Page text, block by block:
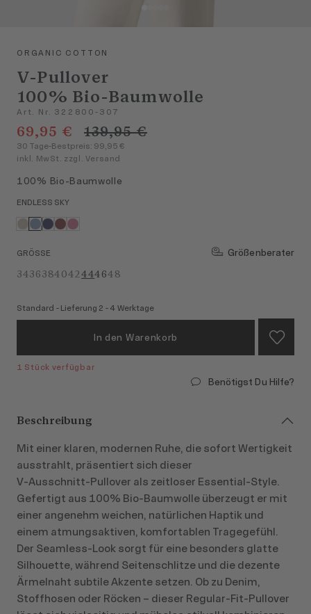
ORGANIC COTTON
V-Pullover
100% Bio-Baumwolle
Art. Nr. 322800-307
69,95 € 139,95 €
30 Tage-Bestpreis: 99,95 €
inkl. MwSt. zzgl. Versand
100% Bio-Baumwolle
ENDLESS SKY
GRÖSSE
Größenberater
3436384042444648
Standard - Lieferung 2 - 4 Werktage
In den Warenkorb
1 Stück verfügbar
Benötigst Du Hilfe?
Beschreibung
Mit einer klaren, modernen Ruhe, die sofort Wertigkeit
ausstrahlt, präsentiert sich dieser
V‑Ausschnitt‑Pullover als zeitloser Essential‑Style.
Gefertigt aus 100% Bio-Baumwolle überzeugt er mit
einer angenehm weichen, natürlichen Haptik und
einem atmungsaktiven, komfortablen Tragegefühl.
Der Seamless‑Look sorgt für eine besonders glatte
Silhouette, während Seitenschlitze und die dezente
Ärmelnaht subtile Akzente setzen. Ob zu Denim,
Stoffhosen oder Röcken – dieser Regular‑Fit‑Pullover